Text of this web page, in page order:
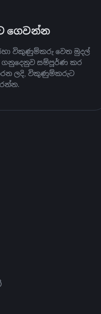
ගෙවන්න
විකුණුම්කරු වෙත මුදල්
ගනුදෙනුව සම්පූර්ණ කර
කරන ලදි, විකුණුම්කරුට